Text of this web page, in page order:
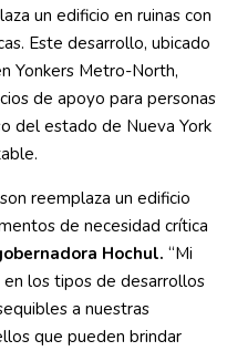
un edificio en ruinas con
Este desarrollo, ubicado
Yonkers Metro-North,
de apoyo para personas
del estado de Nueva York
reemplaza un edificio
de necesidad crítica
Hochul. “Mi
los tipos de desarrollos
a nuestras
que pueden brindar